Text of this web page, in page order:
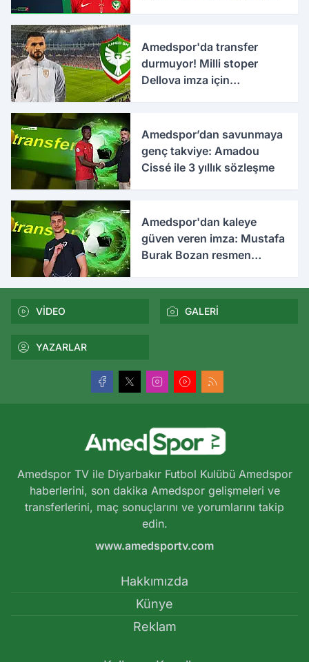
Amedspor'da transfer
durmuyor! Milli stoper
Dellova imza için
Amedspor’dan savunmaya
genç takviye: Amadou
Cissé ile 3 yıllık sözleşme
Amedspor'dan kaleye
güven veren imza: Mustafa
Burak Bozan resmen
VİDEO GALERİ
YAZARLAR
Amedspor TV ile Diyarbakır Futbol Kulübü Amedspor
haberlerini, son dakika Amedspor gelişmeleri ve
transferlerini, maç sonuçlarını ve yorumlarını takip
edin.
www.amedsportv.com
Hakkımızda
Künye
Reklam